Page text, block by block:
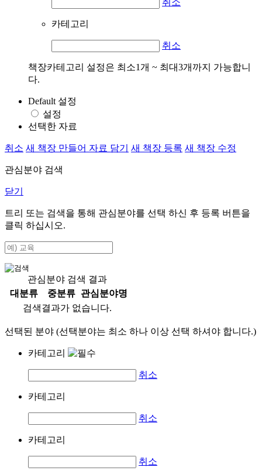
취소
카테고리
취소
책장카테고리 설정은 최소1개 ~ 최대3개까지 가능합니
다.
Default 설정
설정
선택한 자료
취소 새 책장 만들어 자료 담기 새 책장 등록 새 책장 수정
관심분야 검색
닫기
트리 또는 검색을 통해 관심분야를 선택 하신 후 등록 버튼을
클릭 하십시오.
관심분야 검색 결과
대분류
중분류
관심분야명
검색결과가 없습니다.
선택된 분야 (선택분야는 최소 하나 이상 선택 하셔야 합니다.)
카테고리
취소
카테고리
취소
카테고리
취소